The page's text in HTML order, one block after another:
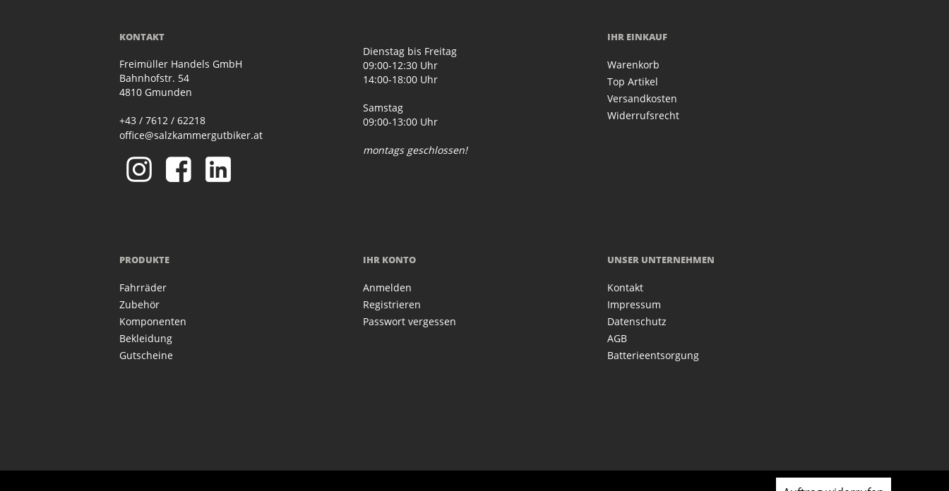
KONTAKT
Freimüller Handels GmbH
Bahnhofstr. 54
4810 Gmunden
+43 / 7612 / 62218
office@salzkammergutbiker.at
Dienstag bis Freitag
09:00-12:30 Uhr
14:00-18:00 Uhr
Samstag
09:00-13:00 Uhr
montags geschlossen!
IHR EINKAUF
Warenkorb
Top Artikel
Versandkosten
Widerrufsrecht
PRODUKTE
Fahrräder
Zubehör
Komponenten
Bekleidung
Gutscheine
IHR KONTO
Anmelden
Registrieren
Passwort vergessen
UNSER UNTERNEHMEN
Kontakt
Impressum
Datenschutz
AGB
Batterieentsorgung